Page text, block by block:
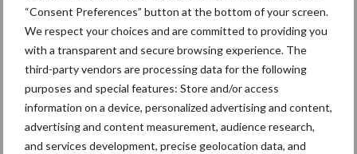
“Consent Preferences” button at the bottom of your screen.
We respect your choices and are committed to providing you
with a transparent and secure browsing experience. The
third-party vendors are processing data for the following
purposes and special features: Store and/or access
information on a device, personalized advertising and content,
advertising and content measurement, audience research,
and services development, precise geolocation data, and
Mastitis Hittestress